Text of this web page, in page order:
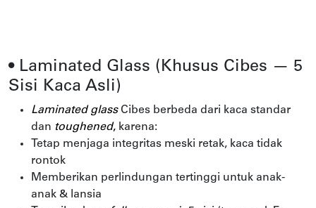
• Laminated Glass (Khusus Cibes — 5
Sisi Kaca Asli)
Laminated glassCibes berbeda dari kaca standar
dan toughened, karena:
Tetap menjaga integritas meski retak, kaca tidak
rontok
Memberikan perlindungan tertinggi untuk anak-
anak & lansia